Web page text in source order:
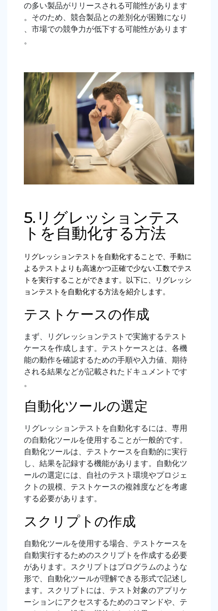
の多い製品がリリースされる可能性があります
。そのため、競合製品との差別化が困難になり
、市場での競争力が低下する可能性があります
。
5.リグレッションテス
トを自動化する方法
リグレッションテストを自動化することで、手動に
よるテストよりも高速かつ正確で少ない工数でテス
トを実行することができます。以下に、リグレッシ
ョンテストを自動化する方法を紹介します。
テストケースの作成
まず、リグレッションテストで実施するテスト
ケースを作成します。テストケースとは、各機
能の動作を確認するための手順や入力値、期待
される結果などが記載されたドキュメントです
。
自動化ツールの選定
リグレッションテストを自動化するには、専用
の自動化ツールを使用することが一般的です。
自動化ツールは、テストケースを自動的に実行
し、結果を記録する機能があります。自動化ツ
ールの選定には、自社のテスト環境やプロジェ
クトの規模、テストケースの複雑度などを考慮
する必要があります。
スクリプトの作成
自動化ツールを使用する場合、テストケースを
自動実行するためのスクリプトを作成する必要
があります。スクリプトはプログラムのような
形で、自動化ツールが理解できる形式で記述し
ます。スクリプトには、テスト対象のアプリケ
ーションにアクセスするためのコマンドや、テ